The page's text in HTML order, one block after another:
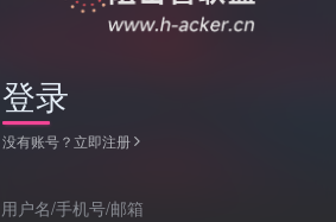
登录
没有账号？立即注册
用户名/手机号/邮箱